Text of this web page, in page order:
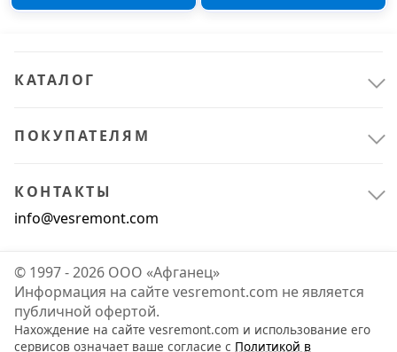
Крепёж 14
КАТАЛОГ
ПОКУПАТЕЛЯМ
КОНТАКТЫ
info@vesremont.com
© 1997 - 2026 ООО «Афганец»
Информация на сайте vesremont.com не является
публичной офертой.
Нахождение на сайте vesremont.com и использование его
сервисов означает ваше согласие с Политикой в